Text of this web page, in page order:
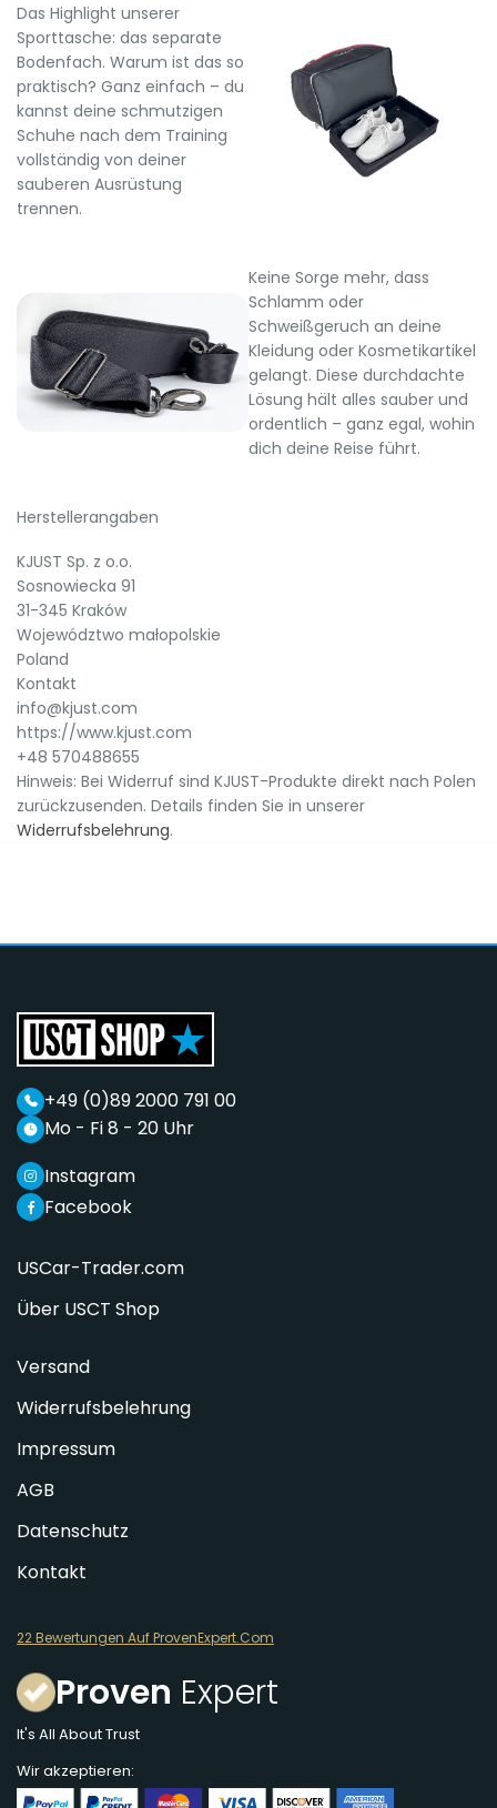
Das Highlight unserer
Sporttasche: das separate
Bodenfach. Warum ist das so
praktisch? Ganz einfach – du
kannst deine schmutzigen
Schuhe nach dem Training
vollständig von deiner
sauberen Ausrüstung
trennen.
Keine Sorge mehr, dass
Schlamm oder
Schweißgeruch an deine
Kleidung oder Kosmetikartikel
gelangt. Diese durchdachte
Lösung hält alles sauber und
ordentlich – ganz egal, wohin
dich deine Reise führt.
Herstellerangaben
KJUST Sp. z o.o.
Sosnowiecka 91
31-345 Kraków
Województwo małopolskie
Poland
Kontakt
info@kjust.com
https://www.kjust.com
+48 570488655
Hinweis: Bei Widerruf sind KJUST-Produkte direkt nach Polen
zurückzusenden. Details finden Sie in unserer
Widerrufsbelehrung.
+49 (0)89 2000 791 00
Mo - Fi 8 - 20 Uhr
Facebook
Instagram
USCar-Trader.com
Über USCT Shop
Versand
Widerrufsbelehrung
Impressum
AGB
Datenschutz
Kontakt
22 Bewertungen Auf ProvenExpert.Com
Proven Expert
It's All About Trust
Wir akzeptieren: